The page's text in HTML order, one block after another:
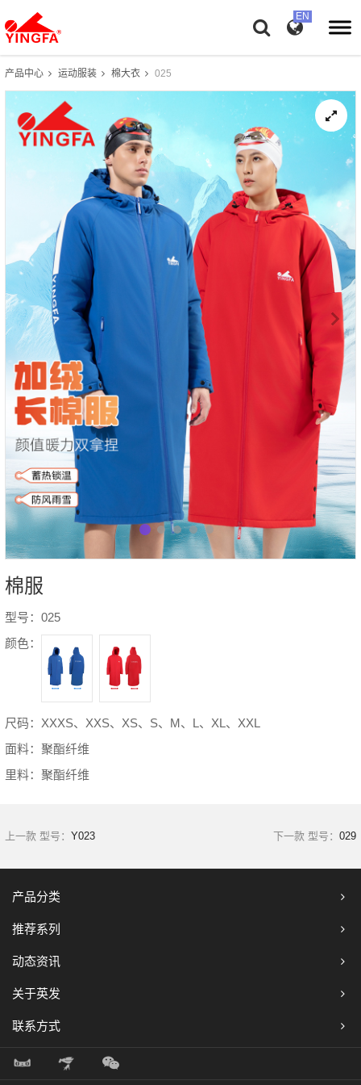
产品中心 运动服装 棉大衣 025
棉服
型号：025
颜色：
尺码：XXXS、XXS、XS、S、M、L、XL、XXL
面料：聚酯纤维
里料：聚酯纤维
上一款 型号： Y023 下一款 型号： 029
产品分类
推荐系列
动态资讯
关于英发
联系方式